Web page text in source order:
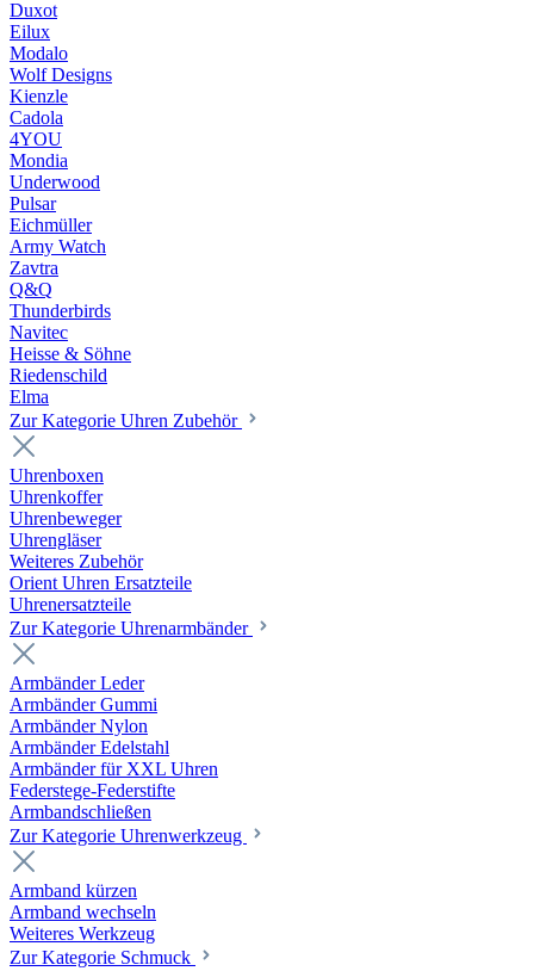
Duxot
Eilux
Modalo
Wolf Designs
Kienzle
Cadola
4YOU
Mondia
Underwood
Pulsar
Eichmüller
Army Watch
Zavtra
Q&Q
Thunderbirds
Navitec
Heisse & Söhne
Riedenschild
Elma
Zur Kategorie Uhren Zubehör
Uhrenboxen
Uhrenkoffer
Uhrenbeweger
Uhrengläser
Weiteres Zubehör
Orient Uhren Ersatzteile
Uhrenersatzteile
Zur Kategorie Uhrenarmbänder
Armbänder Leder
Armbänder Gummi
Armbänder Nylon
Armbänder Edelstahl
Armbänder für XXL Uhren
Federstege-Federstifte
Armbandschließen
Zur Kategorie Uhrenwerkzeug
Armband kürzen
Armband wechseln
Weiteres Werkzeug
Zur Kategorie Schmuck